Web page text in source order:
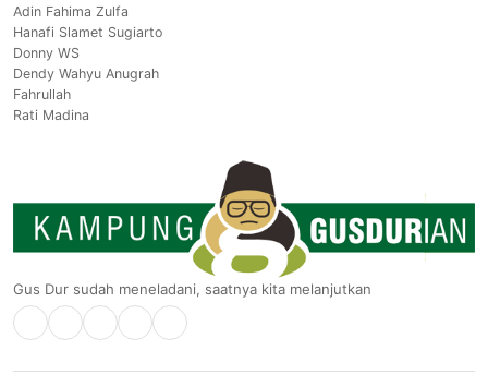
Adin Fahima Zulfa
Hanafi Slamet Sugiarto
Donny WS
Dendy Wahyu Anugrah
Fahrullah
Rati Madina
Gus Dur sudah meneladani, saatnya kita melanjutkan